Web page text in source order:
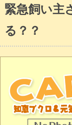
緊急飼い主
る？？